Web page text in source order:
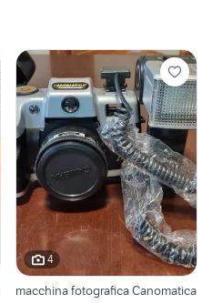
4
macchina fotografica Canomatica